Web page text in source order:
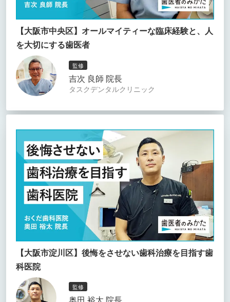
【大阪市中央区】オールマイティーな臨床経験と、人
を大切にする歯医者
監修
吉次 良師 院長
タスクデンタルクリニック
【大阪市淀川区】後悔をさせない歯科治療を目指す歯
科医院
監修